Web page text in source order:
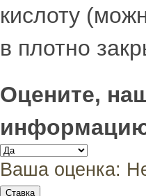
кислоту
в плотно
Оцените,
Ваша оценка: